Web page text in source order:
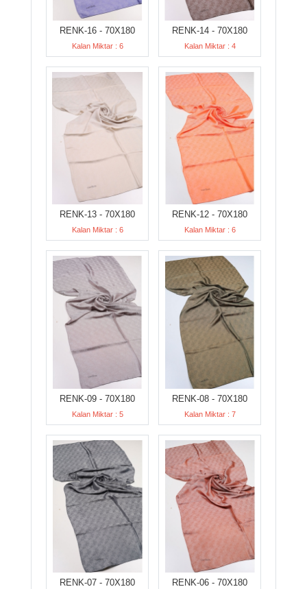
RENK-16 - 70X180
Kalan Miktar : 6
RENK-14 - 70X180
Kalan Miktar : 4
RENK-13 - 70X180
Kalan Miktar : 6
RENK-12 - 70X180
Kalan Miktar : 6
RENK-09 - 70X180
Kalan Miktar : 5
RENK-08 - 70X180
Kalan Miktar : 7
RENK-07 - 70X180 RENK-06 - 70X180